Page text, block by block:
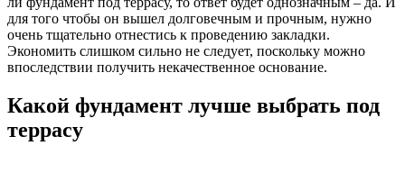
для того чтобы он вышел долговечным и прочным, нужно
очень тщательно отнестись к проведению закладки.
Экономить слишком сильно не следует, поскольку можно
впоследствии получить некачественное основание.
Какой фундамент лучше выбрать под
террасу